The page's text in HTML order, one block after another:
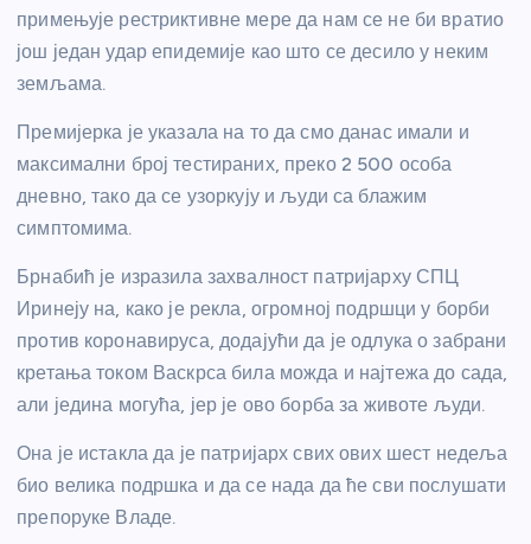
примењује рестриктивне мере да нам се не би вратио
још један удар епидемије као што се десило у неким
земљама.
Премијерка је указала на то да смо данас имали и
максимални број тестираних, преко 2 500 особа
дневно, тако да се узоркују и људи са блажим
симптомима.
Брнабић је изразила захвалност патријарху СПЦ
Иринеју на, како је рекла, огромној подршци у борби
против коронавируса, додајући да је одлука о забрани
кретања током Васкрса била можда и најтежа до сада,
али једина могућа, јер је ово борба за животе људи.
Она је истакла да је патријарх свих ових шест недеља
био велика подршка и да се нада да ће сви послушати
препоруке Владе.